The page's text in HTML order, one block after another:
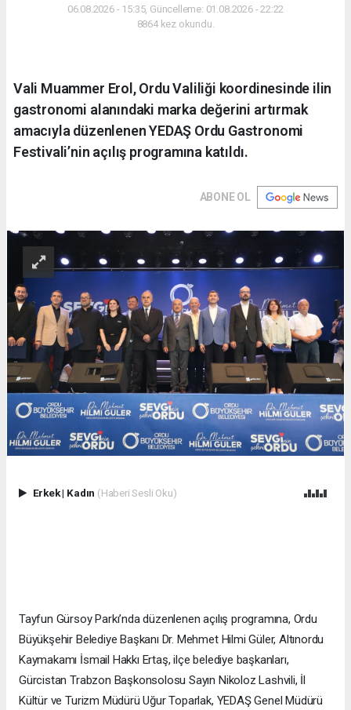
06.08.2026 - 15:35, Güncelleme: 01.08.2026 - 22:22
8864 kez okundu.
Vali Muammer Erol, Ordu Valiliği koordinesinde ilin
gastronomi alanındaki marka değerini artırmak
amacıyla düzenlenen YEDAŞ Ordu Gastronomi
Festivali’nin açılış programına katıldı.
ABONE OL
Erkek| Kadın (Haberi Sesli Oku)
Tayfun Gürsoy Parkı’nda düzenlenen açılış programına, Ordu
Büyükşehir Belediye Başkanı Dr. Mehmet Hilmi Güler, Altınordu
Kaymakamı İsmail Hakkı Ertaş, ilçe belediye başkanları,
Gürcistan Trabzon Başkonsolosu Sayın Nikoloz Lashvili, İl
Kültür ve Turizm Müdürü Uğur Toparlak, YEDAŞ Genel Müdürü